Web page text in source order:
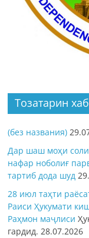
Тозатарин
(без названия)
Дар шаш моҳи соли
нафар ноболиғ
тартиб дода шуд
28 июл таҳти
Раиси Ҳукумати
Раҳмон маҷлиси
гардид.28.07.2026